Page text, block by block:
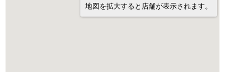
地図を拡大すると店舗が表示されます。